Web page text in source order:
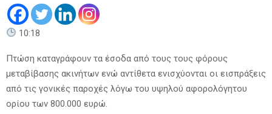
10:18
Πτώση καταγράφουν τα έσοδα από τους τους φόρους
μεταβίβασης ακινήτων ενώ αντίθετα ενισχύονται οι εισπράξεις
από τις γονικές παροχές λόγω του υψηλού αφορολόγητου
ορίου των 800.000 ευρώ.